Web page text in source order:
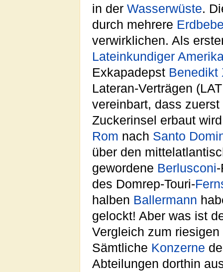
in der Wasserwüste.
durch mehrere
verwirklichen. Als
Lateinkundiger
Exkapadepst Benedikt
Lateran-Verträgen
vereinbart, dass
Zuckerinsel erbaut
Rom nach Santo
über den
gewordene Berlusconi
des Domrep-Touri-
halben Ballermann
gelockt! Aber was ist
Vergleich zum
Sämtliche Konzerne
Abteilungen dorthin